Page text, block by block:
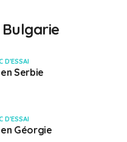
D'ESSAI
Serbie
D'ESSAI
Géorgie